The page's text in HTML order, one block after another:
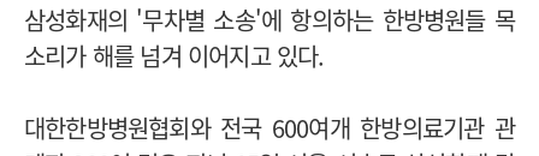
삼성화재의 '무차별 소송'에 항의하는 한방병원들 목
소리가 해를 넘겨 이어지고 있다.
대한한방병원협회와 전국 600여개 한방의료기관 관